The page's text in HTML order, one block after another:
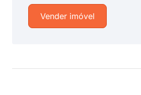
Vender imóvel